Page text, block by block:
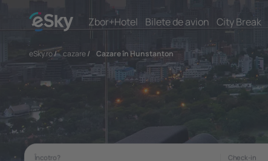
Zbor+Hotel Bilete de avion City Break
eSky.ro/ cazare/ Cazare în Hunstanton